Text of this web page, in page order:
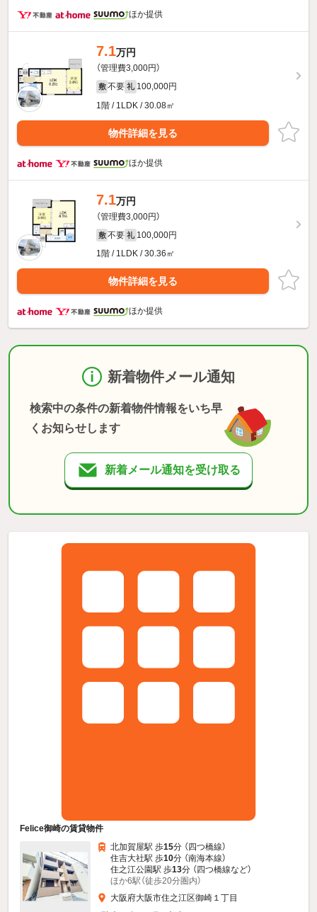
ほか提供
7.1万円
（管理費3,000円）
敷 不要 礼 100,000円
1階 / 1LDK / 30.08㎡
物件詳細を見る
ほか提供
7.1万円
（管理費3,000円）
敷 不要 礼 100,000円
1階 / 1LDK / 30.36㎡
物件詳細を見る
ほか提供
新着物件メール通知
検索中の条件の新着物件情報をいち早
くお知らせします
新着メール通知を受け取る
Felice御崎の賃貸物件
北加賀屋駅 歩15分 （四つ橋線）
住吉大社駅 歩10分 （南海本線）
住之江公園駅 歩13分 （四つ橋線など）
ほか6駅（徒歩20分圏内）
大阪府大阪市住之江区御崎１丁目